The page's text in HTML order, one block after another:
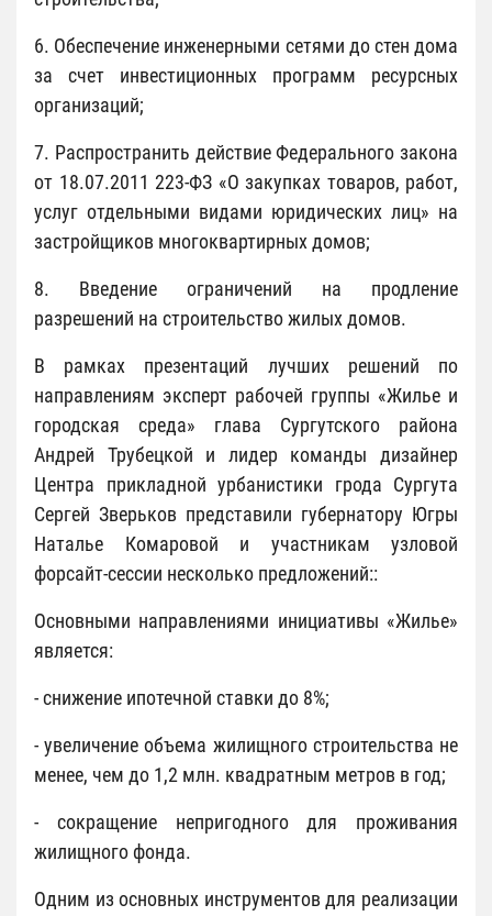
6. Обеспечение инженерными сетями до стен дома
за счет инвестиционных программ ресурсных
организаций;
7. Распространить действие Федерального закона
от 18.07.2011 223-ФЗ «О закупках товаров, работ,
услуг отдельными видами юридических лиц» на
застройщиков многоквартирных домов;
8. Введение ограничений на продление
разрешений на строительство жилых домов.
В рамках презентаций лучших решений по
направлениям эксперт рабочей группы «Жилье и
городская среда» глава Сургутского района
Андрей Трубецкой и лидер команды дизайнер
Центра прикладной урбанистики грода Сургута
Сергей Зверьков представили губернатору Югры
Наталье Комаровой и участникам узловой
форсайт-сессии несколько предложений::
Основными направлениями инициативы «Жилье»
является:
- снижение ипотечной ставки до 8%;
- увеличение объема жилищного строительства не
менее, чем до 1,2 млн. квадратным метров в год;
- сокращение непригодного для проживания
жилищного фонда.
Одним из основных инструментов для реализации